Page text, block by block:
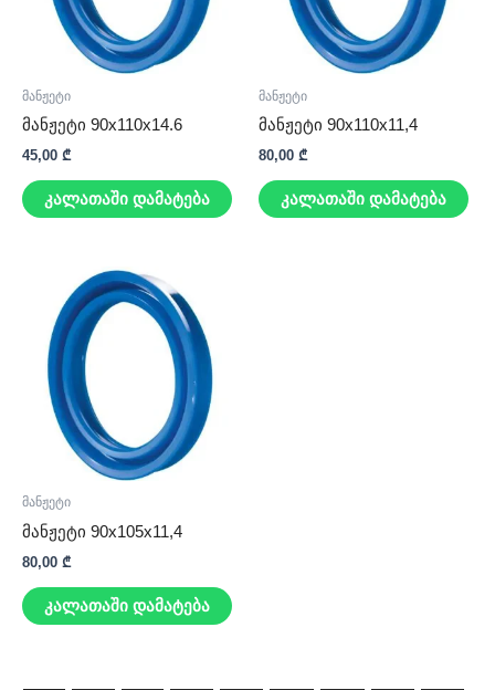
მანჟეტი
მანჟეტი 90x110x14.6
45,00 ₾
კალათაში დამატება
მანჟეტი
მანჟეტი 90x110x11,4
80,00 ₾
კალათაში დამატება
მანჟეტი
მანჟეტი 90x105x11,4
80,00 ₾
კალათაში დამატება